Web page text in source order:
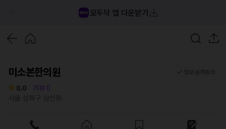
모두닥 앱 다운받기
미소본한의원
0.0 리뷰 0